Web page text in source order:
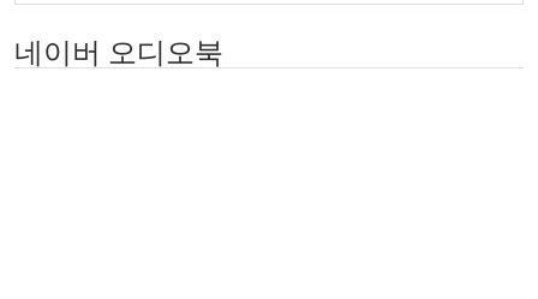
네이버 오디오북